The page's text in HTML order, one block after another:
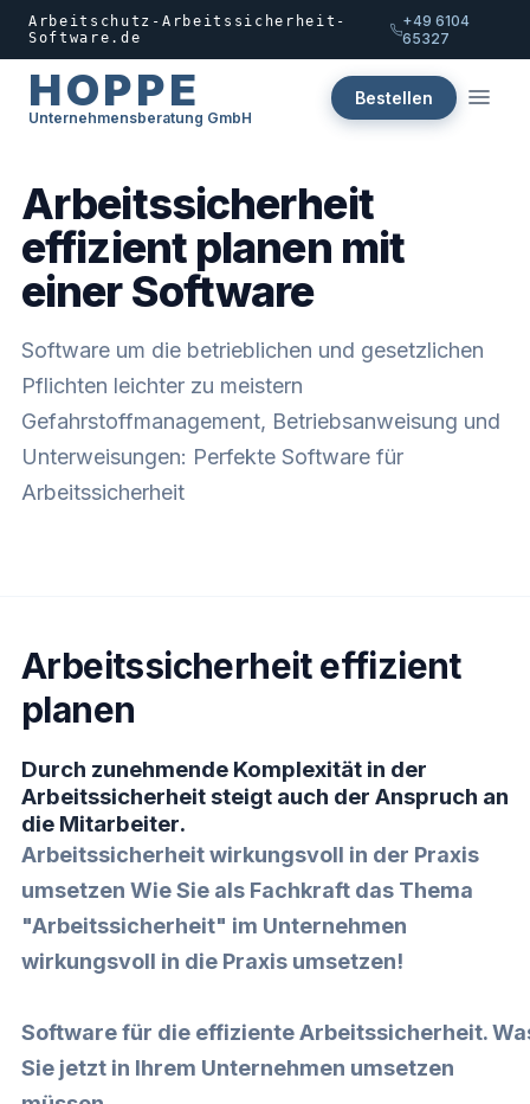
Arbeitschutz-Arbeitssicherheit-
Software.de
+49 6104
65327
HOPPE
Unternehmensberatung GmbH
Bestellen
Arbeitssicherheit
effizient planen mit
einer Software
Software um die betrieblichen und gesetzlichen
Pflichten leichter zu meistern
Gefahrstoffmanagement, Betriebsanweisung und
Unterweisungen: Perfekte Software für
Arbeitssicherheit
Arbeitssicherheit effizient
planen
Durch zunehmende Komplexität in der
Arbeitssicherheit steigt auch der Anspruch an
die Mitarbeiter.
Arbeitssicherheit wirkungsvoll in der Praxis
umsetzen Wie Sie als Fachkraft das Thema
"Arbeitssicherheit" im Unternehmen
wirkungsvoll in die Praxis umsetzen!
Software für die effiziente Arbeitssicherheit.
Sie jetzt in Ihrem Unternehmen umsetzen